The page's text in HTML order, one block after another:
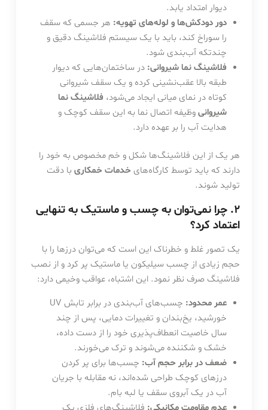
دیوار امتداد یابد.
دور دودکش‌ها و لوله‌های تهویه: هر جسمی که سقف
را سوراخ کند، باید با یک سیستم فلاشینگ دقیق و
چندتکه آب‌بندی شود.
فلاشینگ نما شیروانی: در ساختمان‌هایی که دیوار
طبقه بالا عقب‌نشینی کرده و یک سقف شیروانی
کوتاه در نمای میانی ایجاد می‌شود، فلاشینگ نما
شیروانیوظیفه اتصال نما به این سقف کوچک و
هدایت آب را بر عهده دارد.
هر یک از این فلاشینگ‌ها شکل و خم مخصوص به خود را
دارند که باید توسط کارگاه‌های خدمات خمکاریبا دقت
تولید شوند.
۲. چرا نمی‌توان به چسب و ماستیک به تنهایی
اعتماد کرد؟
یک تصور غلط و خطرناک این است که می‌توان درزها را با
حجم زیادی از چسب سیلیکون یا ماستیک پر کرد و از نصب
فلاشینگ صرف نظر نمود. این اشتباه، عواقب وخیمی دارد:
عمر محدود:
چسب‌های آب‌بندی در برابر تابش UV
خورشید، یخ‌بندان و تغییرات دمایی، پس از چند
سال خاصیت انعطاف‌پذیری خود را از دست داده،
خشک و شکننده می‌شوند و ترک می‌خورند.
ضعف در برابر حجم آب: چسب‌ها برای پر کردن
درزهای کوچک طراحی شده‌اند، نه مقابله با جریان
آب در یک آبروی سقف یا لبه بام.